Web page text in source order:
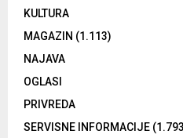
KULTURA
MAGAZIN (1.113)
NAJAVA
OGLASI
PRIVREDA
SERVISNE INFORMACIJE